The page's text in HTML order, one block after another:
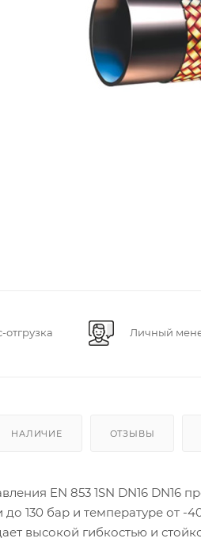
отгрузка Личный
НАЛИЧИЕ ОТЗЫВЫ
EN 853 1SN DN16 DN16
130 бар и температуре от -
высокой гибкостью и